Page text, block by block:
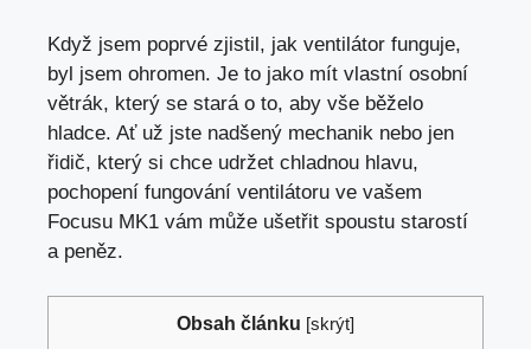
Když jsem poprvé zjistil, jak ventilátor funguje,
byl jsem ohromen. Je to jako mít vlastní osobní
větrák, který se stará o to, aby vše běželo
hladce. Ať už jste nadšený mechanik nebo jen
řidič, který si chce udržet chladnou hlavu,
pochopení fungování ventilátoru ve vašem
Focusu MK1 vám může ušetřit spoustu starostí
a peněz.
Obsah článku [skrýt]